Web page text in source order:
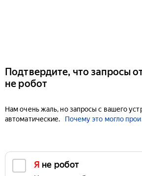
Подтвердите, что запросы
не робот
Нам очень жаль, но запросы с вашего
автоматические.
Почему это могло
Я не робот